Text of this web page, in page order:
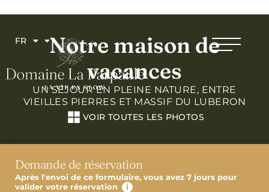
FR
Notre maison de
vacances
UN SÉJOUR EN PLEINE NATURE, ENTRE
VIEILLES PIERRES ET MASSIF DU LUBERON
VOIR TOUTES LES PHOTOS
Demande de réservation
Après l'envoi de ce formulaire, vous avez 7 jours pour
valider votre réservation
i